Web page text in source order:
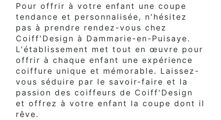
Pour offrir à votre enfant une coupe
tendance et personnalisée, n'hésitez
pas à prendre rendez-vous chez
Coiff'Design à Dammarie-en-Puisaye.
L'établissement met tout en œuvre pour
offrir à chaque enfant une expérience
coiffure unique et mémorable. Laissez-
vous séduire par le savoir-faire et la
passion des coiffeurs de Coiff'Design
et offrez à votre enfant la coupe dont il
rêve.